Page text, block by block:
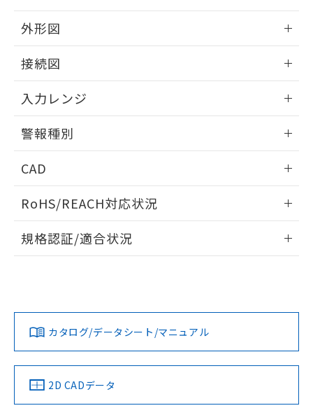
外形図
接続図
入力レンジ
警報種別
CAD
ドすることができます。
ログイン/会員登録
ダウンロードデータをご利用いただく前に、以下を必ずお読
みください。
ソフトウェアの使用条件
RoHS/REACH対応状況
EU RoHS 注意事項・凡例
対応済み
中国 RoHS 注意事項・凡例
規格認証/適合状況
LR型式承認
（イギリス
船舶規格）
DNV型式承認
（ノルウェー
BV型式承認
（フランス
KR型式
（韓国
Yes No No No
カタログ/データシート/マニュアル
2D CADデータ